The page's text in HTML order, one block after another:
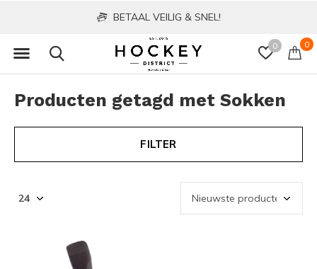
0 0
BETAAL VEILIG & SNEL!
Producten getagd met Sokken
FILTER